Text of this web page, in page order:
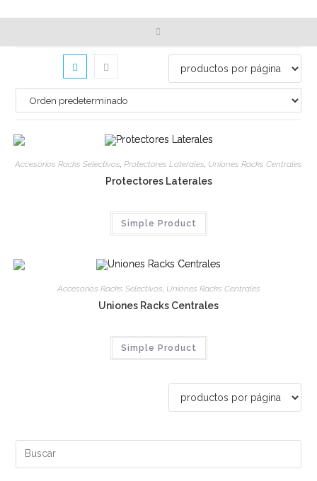
Accesorios Racks Selectivos, Protectores Laterales, Uniones Racks Centrales
Protectores Laterales
Simple Product
Accesorios Racks Selectivos, Uniones Racks Centrales
Uniones Racks Centrales
Simple Product